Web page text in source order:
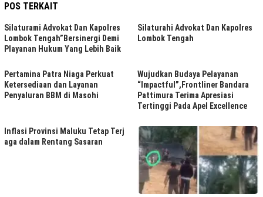
POS TERKAIT
Silaturami Advokat Dan Kapolres
Lombok Tengah”Bersinergi Demi
Playanan Hukum Yang Lebih Baik
Silaturahi Advokat Dan Kapolres
Lombok Tengah
Pertamina Patra Niaga Perkuat
Ketersediaan dan Layanan
Penyaluran BBM di Masohi
Wujudkan Budaya Pelayanan
“Impactful”,Frontliner Bandara
Pattimura Terima Apresiasi
Tertinggi Pada Apel Excellence
Inflasi Provinsi Maluku Tetap Terj
aga dalam Rentang Sasaran